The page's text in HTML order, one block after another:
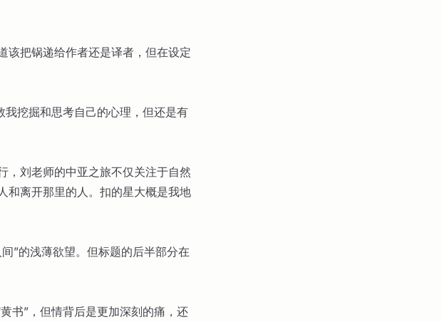
该把锅递给作者还是译者，但在设定
挖掘和思考自己的心理，但还是有
，刘老师的中亚之旅不仅关注于自然
和离开那里的人。扣的星大概是我地
”的浅薄欲望。但标题的后半部分在
书”，但情背后是更加深刻的痛，还